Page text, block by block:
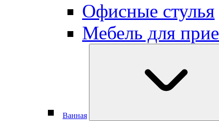
Офисные стулья
Мебель для
Ванная